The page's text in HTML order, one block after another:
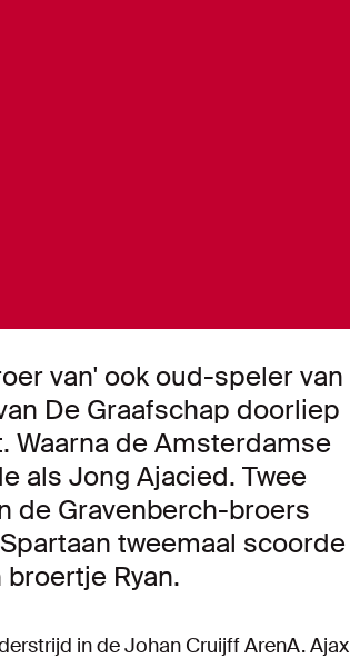
van' ook oud-speler van
De Graafschap doorliep
Waarna de Amsterdamse
als Jong Ajacied. Twee
de Gravenberch-broers
tweemaal scoorde
Ryan.
in de Johan Cruijff ArenA. Ajax